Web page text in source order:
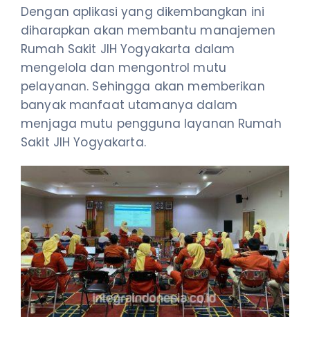
Dengan aplikasi yang dikembangkan ini
diharapkan akan membantu manajemen
Rumah Sakit JIH Yogyakarta dalam
mengelola dan mengontrol mutu
pelayanan. Sehingga akan memberikan
banyak manfaat utamanya dalam
menjaga mutu pengguna layanan Rumah
Sakit JIH Yogyakarta.